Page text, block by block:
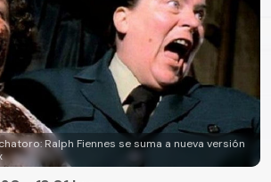
Ralph Fiennes se suma a nueva versión